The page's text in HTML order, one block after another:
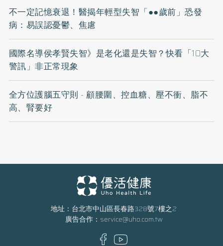
不一定記憶衰退！醫揭年輕型失智「●●歲前」恐發
病：易誤認憂鬱、焦慮
國際名導侯孝賢失智》是老化還是失智？快看「10大
警訊」非正常現象
全方位護腦五守則 - 顧腰圍、控血糖、壓不衝、脂不
高、腎要好
地址：台北市中山區長春路328號7樓之2
廣告合作： service@uho.com.tw